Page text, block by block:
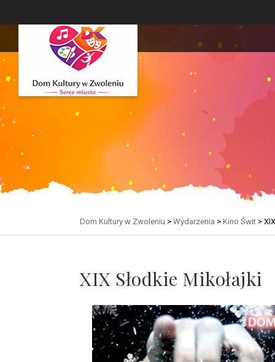
Dom Kultury w Zwoleniu > Wydarzenia > Kino Świt >
XIX Słodkie Mikołajki